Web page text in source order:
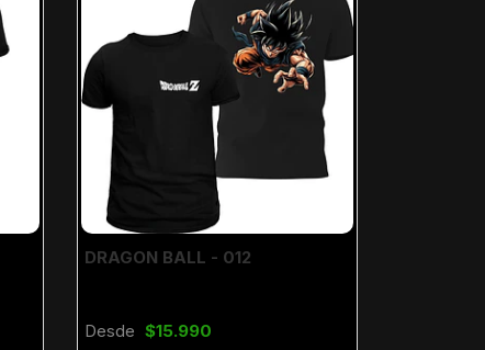
DRAGON BALL - 012
Desde $15.990